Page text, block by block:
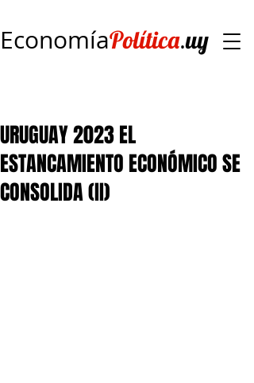
EconomíaPolítica.uy
URUGUAY 2023 EL
ESTANCAMIENTO ECONÓMICO SE
CONSOLIDA (II)